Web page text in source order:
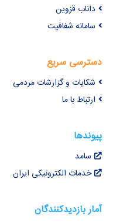
داناب قزوین
سامانه شفافیت
دسترسی سریع
شکایات و گزارشات مردمی
ارتباط با ما
پیوندها
سامد
خدمات الکترونیکی ایران
آمار بازدیدکنندگان